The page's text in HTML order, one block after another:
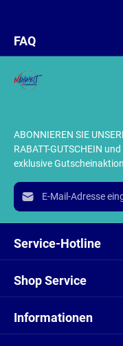
ABONNIEREN SIE
RABATT-GUTSCHEIN
exklusive
E-Mail-Adresse*
Ich habe die
einverstanden.
Service-Hotline
Shop Service
Informationen
FAQ